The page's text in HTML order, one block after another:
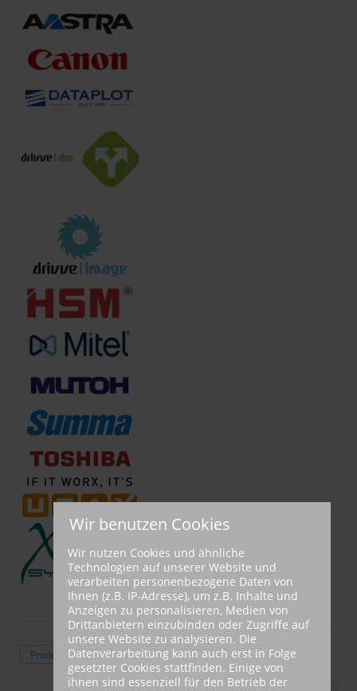
Sortiert nach
Produkt Kategorie +/-
Hersteller:
Dataplot
Ergebnisse 1 - 3 von 3
Wir benutzen Cookies
Wir nutzen Cookies und ähnliche
Technologien auf unserer Website und
verarbeiten personenbezogene Daten von
Ihnen (z.B. IP-Adresse), um z.B. Inhalte und
Anzeigen zu personalisieren, Medien von
Drittanbietern einzubinden oder Zugriffe auf
unsere Website zu analysieren. Die
Datenverarbeitung kann auch erst in Folge
gesetzter Cookies stattfinden. Einige von
ihnen sind essenziell für den Betrieb der